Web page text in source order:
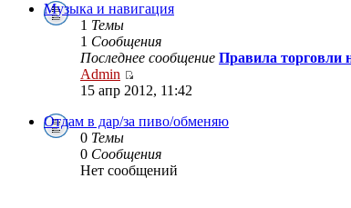
Музыка и навигация
1 Темы
1 Сообщения
Последнее сообщение Правила торговли
Admin
15 апр 2012, 11:42
Отдам в дар/за пиво/обменяю
0 Темы
0 Сообщения
Нет сообщений